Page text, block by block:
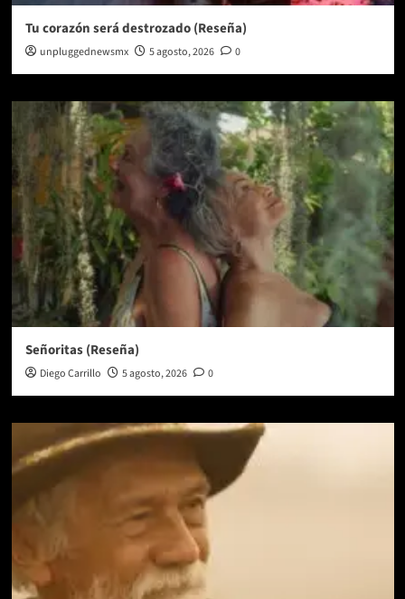
Tu corazón será destrozado (Reseña)
unpluggednewsmx 5 agosto, 2026 0
Señoritas (Reseña)
Diego Carrillo 5 agosto, 2026 0